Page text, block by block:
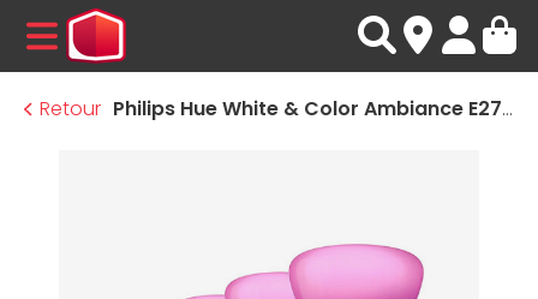
MENU
Retour
Philips Hue White & Color Ambiance E27 A60 - 9 W x4